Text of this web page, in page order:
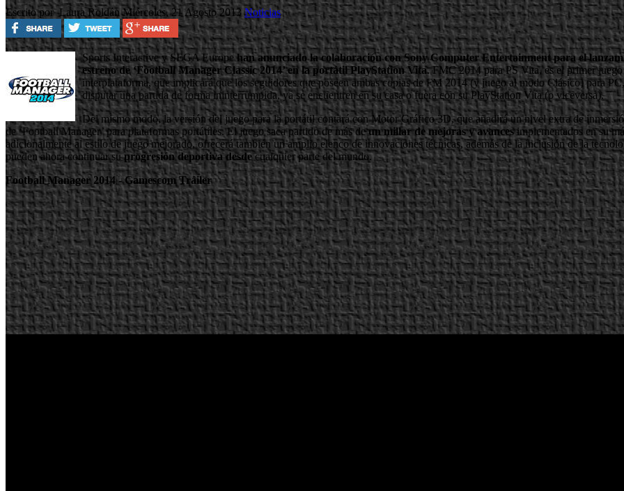
Escrito por Laura RoldánMiércoles, 21 Agosto 2013Noticias
Sports Interactive y SEGA Europehan anunciado la colaboración con Sony Computer Entertainment para el
estreno de ‘Football Manager Classic 2014’ en la portátil PlayStation Vita. FMC 2014 para PS Vita, es el primer
interplataforma, que implicará que los seguidores que poseen ambas copias de FM 2014 (y juego al modo Clásico) para
disputar una partida de forma ininterrumpida, ya se encuentren en su casa o fuera con su PlayStation Vita (o viceversa).
Del mismo modo, la versión del juego para la portátil contará con Motor Gráfico 3D, que añadirá un nivel extra de
de ‘Football Manager’ para plataformas portátiles. El juego saca partido de más deun millar de mejoras y avancesimplementados en su
adicionalmente al estilo de juego mejorado, ofrecerá también un amplio elenco de innovaciones técnicas, además de la inclusión de la
pueden ahora continuar suprogresión deportiva desdecualquier parte del mundo.
Football Manager 2014 - Gamescom Tráiler